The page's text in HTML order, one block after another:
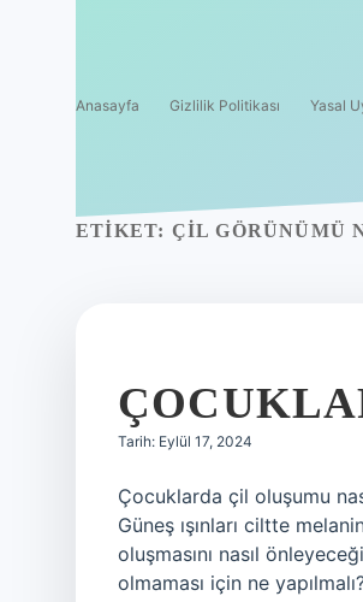
Anasayfa Gizlilik Politikası Yasal
ETIKET: ÇIL GÖRÜNÜMÜ
Tarih: Eylül 17, 2024
Çocuklarda çil oluşumu
Güneş ışınları ciltte
oluşmasını nasıl
olmaması için ne